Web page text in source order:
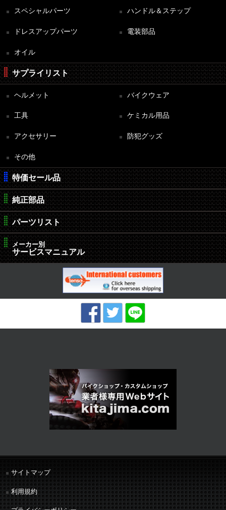
スペシャルパーツ ハンドル＆ステップ
ドレスアップパーツ 電装部品
オイル
サプライリスト
ヘルメット バイクウェア
工具 ケミカル用品
アクセサリー 防犯グッズ
その他
特価セール品
純正部品
パーツリスト
メーカー別
サービスマニュアル
サイトマップ
利用規約